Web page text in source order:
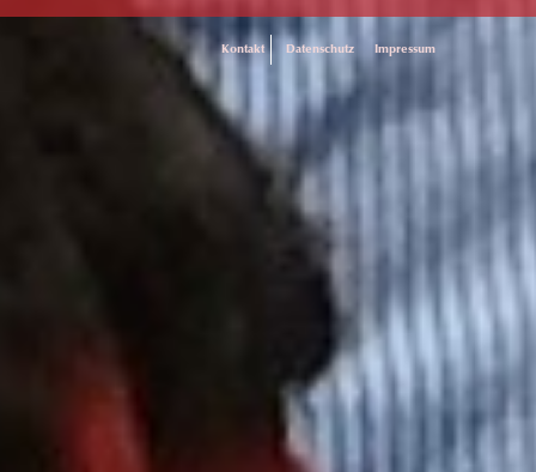
Kontakt Datenschutz Impressum